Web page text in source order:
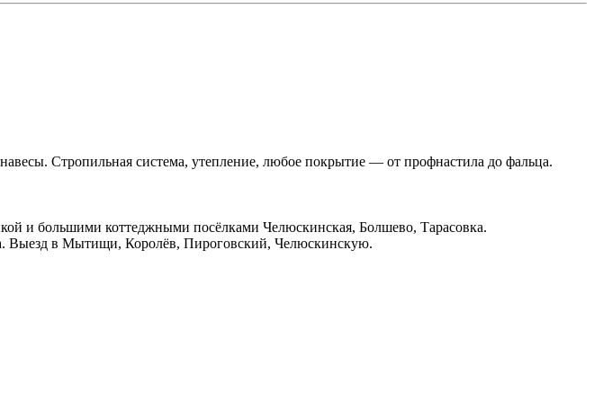
Стропильная система, утепление, любое покрытие — от профнастила до фальца.
и большими коттеджными посёлками Челюскинская, Болшево, Тарасовка.
Выезд в Мытищи, Королёв, Пироговский, Челюскинскую.